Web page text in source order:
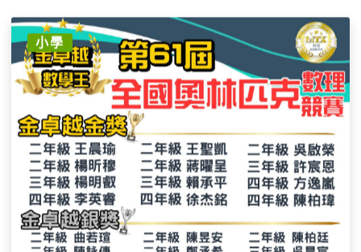
你們的努力不僅是對自己負責，更是對夢想的一次承
諾。
希望大家能繼續保持這份熱情與毅力，勇敢迎接未來
的挑戰，再創佳績！
記得，老師和家長永遠都會在你們身後支持著你們，
為你們加油打氣！🌟❤️
✨ 期待未來有更多精彩的時刻，讓我們一起見證孩子
們的成長與突破！
📣 歡迎更多對數學有熱情的同學加入，一同挑戰自
我、超越自我！
#育苗國際文教事業
🙋🏻‍♀️ 報名對象：
小學